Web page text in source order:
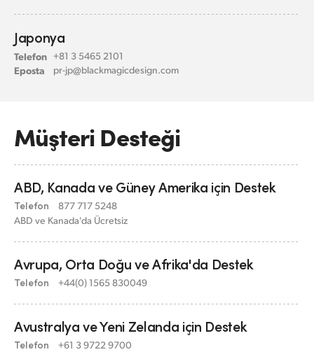
Japonya
Telefon
Eposta
+81 3 5465 2101
pr-jp@blackmagicdesign.com
Müşteri Desteği
ABD, Kanada veGüney Amerika için Destek
Telefon
877 717 5248
ABD ve Kanada'da Ücretsiz
Avrupa, Orta Doğuve Afrika'da Destek
Telefon +44(0) 1565 830049
Avustralya ve Yeni Zelanda için Destek
Telefon +61 3 9722 9700